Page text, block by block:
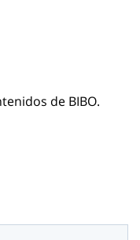
de BIBO.